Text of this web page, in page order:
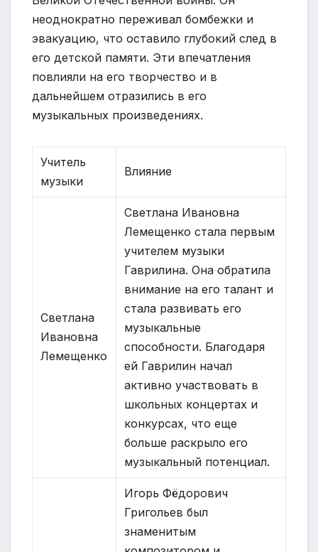
неоднократно переживал бомбежки и
эвакуацию, что оставило глубокий след в
его детской памяти. Эти впечатления
повлияли на его творчество и в
дальнейшем отразились в его
музыкальных произведениях.
Учитель
музыки
Влияние
Светлана
Ивановна
Лемещенко
Светлана Ивановна
Лемещенко стала первым
учителем музыки
Гаврилина. Она обратила
внимание на его талант и
стала развивать его
музыкальные
способности. Благодаря
ей Гаврилин начал
активно участвовать в
школьных концертах и
конкурсах, что еще
больше раскрыло его
музыкальный потенциал.
Игорь Фёдорович
Григольев был
знаменитым